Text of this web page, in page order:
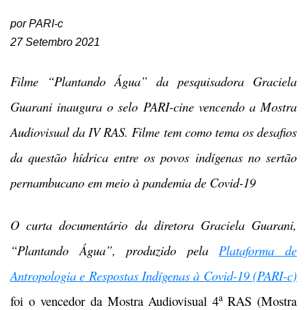
por PARI-c
27 Setembro 2021
Filme “Plantando Água” da pesquisadora Graciela
Guarani inaugura o selo PARI-cine vencendo a Mostra
Audiovisual da IV RAS. Filme tem como tema os desafios
da questão hídrica entre os povos indígenas no sertão
pernambucano em meio à pandemia de Covid-19
O curta documentário da diretora Graciela Guarani,
“Plantando Água”, produzido pelaPlataforma de
Antropologia e Respostas Indígenas à Covid-19 (PARI-c)
foi o vencedor da Mostra Audiovisual 4aRAS (Mostra